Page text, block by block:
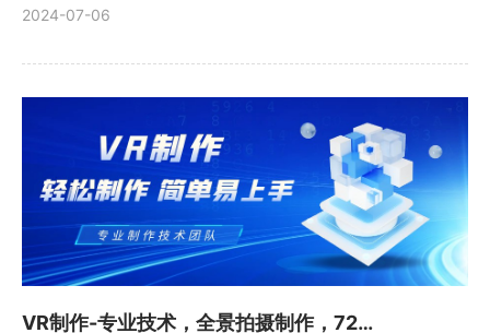
正逐渐改变着人们的生活方式。
2024-07-06
VR制作-专业技术，全景拍摄制作，720°vr展示